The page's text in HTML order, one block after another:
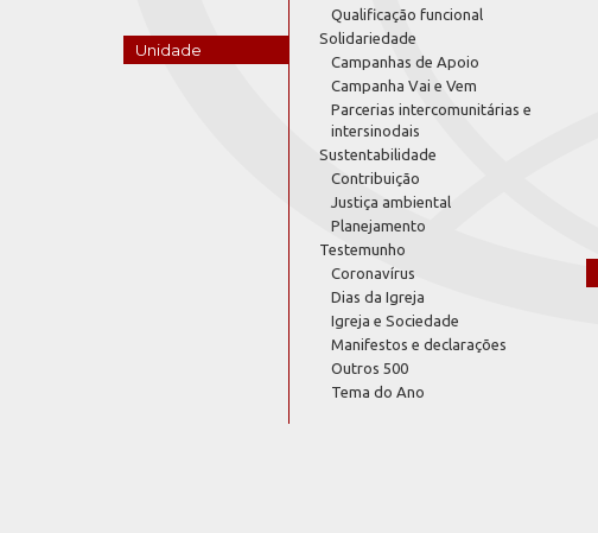
Unidade
Qualificação funcional
Solidariedade
Campanhas de Apoio
Campanha Vai e Vem
Parcerias intercomunitárias e
intersinodais
Sustentabilidade
Contribuição
Justiça ambiental
Planejamento
Testemunho
Coronavírus
Dias da Igreja
Igreja e Sociedade
Manifestos e declarações
Outros 500
Tema do Ano